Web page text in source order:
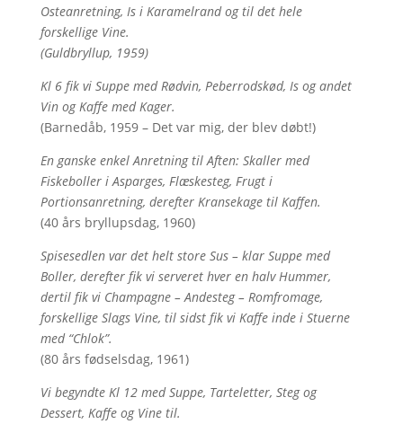
Osteanretning, Is i Karamelrand og til det hele
forskellige Vine.
(Guldbryllup, 1959)
Kl 6 fik vi Suppe med Rødvin, Peberrodskød, Is og andet
Vin og Kaffe med Kager.
(Barnedåb, 1959 – Det var mig, der blev døbt!)
En ganske enkel Anretning til Aften: Skaller med
Fiskeboller i Asparges, Flæskesteg, Frugt i
Portionsanretning, derefter Kransekage til Kaffen.
(40 års bryllupsdag, 1960)
Spisesedlen var det helt store Sus – klar Suppe med
Boller, derefter fik vi serveret hver en halv Hummer,
dertil fik vi Champagne – Andesteg – Romfromage,
forskellige Slags Vine, til sidst fik vi Kaffe inde i Stuerne
med “Chlok”.
(80 års fødselsdag, 1961)
Vi begyndte Kl 12 med Suppe, Tarteletter, Steg og
Dessert, Kaffe og Vine til.